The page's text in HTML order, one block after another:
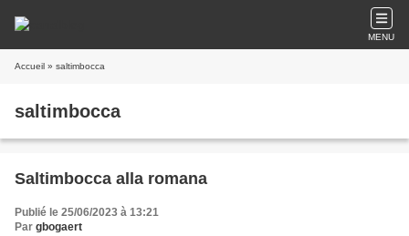
MENU
Accueil » saltimbocca
saltimbocca
Saltimbocca alla romana
Publié le 25/06/2023 à 13:21
Par gbogaert